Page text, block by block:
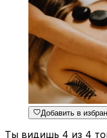
Добавить в
Ты видишь 4 из 4